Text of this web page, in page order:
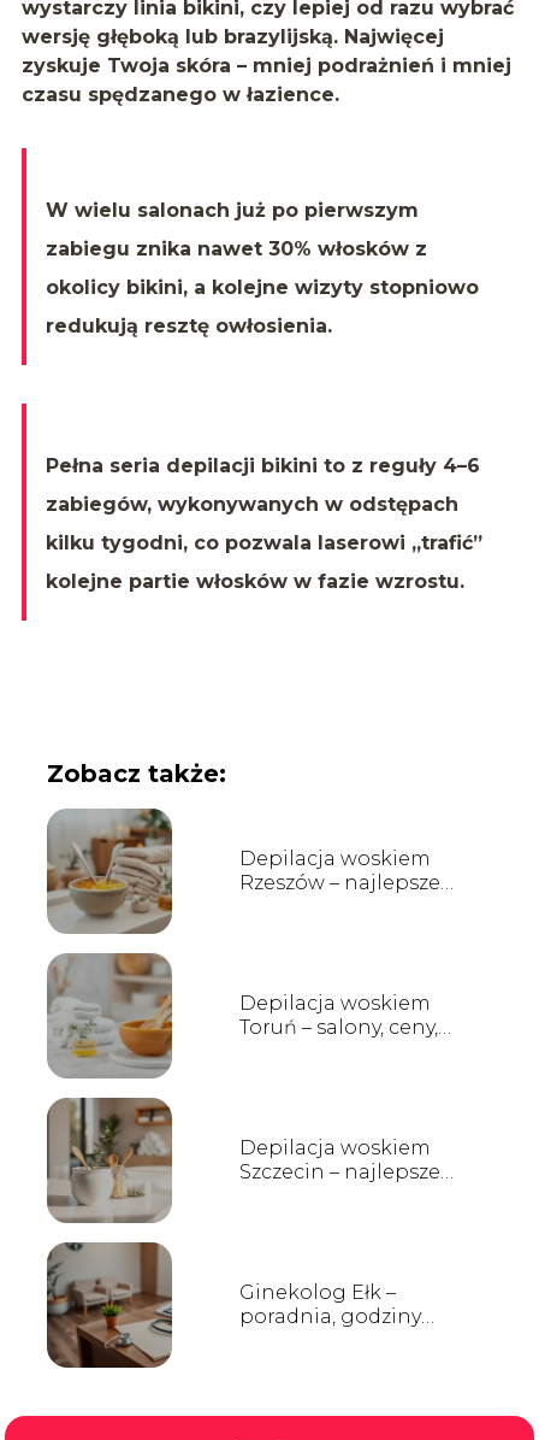
wystarczy linia bikini, czy lepiej od razu wybrać
wersję głęboką lub brazylijską. Najwięcej
zyskuje Twoja skóra – mniej podrażnień i mniej
czasu spędzanego w łazience.
W wielu salonach już po pierwszym
zabiegu znika nawet 30% włoskówz
okolicy bikini, a kolejne wizyty stopniowo
redukują resztę owłosienia.
Pełna seria depilacji bikini to z reguły 4–6
zabiegów, wykonywanych w odstępach
kilku tygodni, co pozwala laserowi „trafić”
kolejne partie włosków w fazie wzrostu.
Zobacz także:
Depilacja woskiem
Rzeszów – najlepsze
Depilacja woskiem
Toruń – salony, ceny,
Depilacja woskiem
Szczecin – najlepsze
Ginekolog Ełk –
poradnia, godziny